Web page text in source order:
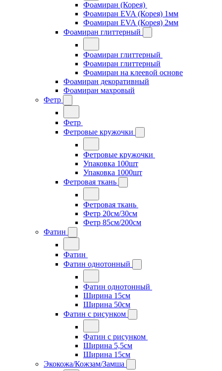
Фоамиран (Корея)
Фоамиран EVA (Корея) 1мм
Фоамиран EVA (Корея) 2мм
Фоамиран глиттерный
Фоамиран глиттерный
Фоамиран глиттерный
Фоамиран на клеевой основе
Фоамиран декоративный
Фоамиран махровый
Фетр
Фетр
Фетровые кружочки
Фетровые кружочки
Упаковка 100шт
Упаковка 1000шт
Фетровая ткань
Фетровая ткань
Фетр 20см/30см
Фетр 85см/200см
Фатин
Фатин
Фатин однотонный
Фатин однотонный
Ширина 15см
Ширина 50см
Фатин с рисунком
Фатин с рисунком
Ширина 5,5см
Ширина 15см
Экокожа/Кожзам/Замша